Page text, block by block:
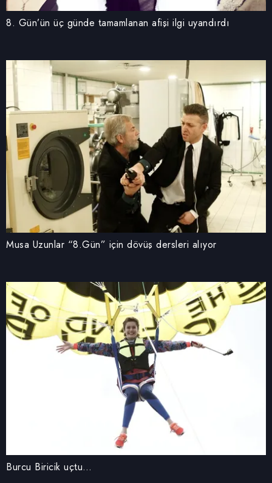
gösterilmeyecektir."
kullanılmaktadır. Bu çerezler vasıtasıyla çeşitli kişisel
verileriniz işlenmekte olup gerekli olan çerezler bilgi
toplumu hizmetlerinin sunulması amacıyla
kullanılmaktadır. Diğer çerezler, sitemizin daha işlevsel
kılınması ve kişiselleştirilmesi ve sizlere yönelik
reklam/pazarlama faaliyetlerinin yapılması, amaçlarıyla
sınırlı olarak açık rızanız dahilinde kullanılacaktır.
Çerezlere ilişkin tercihlerinizi aşağıda yer alan panel
vasıtasıyla belirleyebilirsiniz. Çerezlere ilişkin detaylı bilgi
için Ayarlar butonuna tıklayabilir,Çerez Bilgilendirme
Metnimiziziyaret edebilirsiniz.
ilgili mevzuata uygun olarak kullanılan çerezlerle ilgili bilgi
almak için lütfen
tıklayınız.
8. Gün’ün üç günde tamamlanan afişi ilgi uyandırdı
Musa Uzunlar “8.Gün” için dövüş dersleri alıyor
Burcu Biricik uçtu…